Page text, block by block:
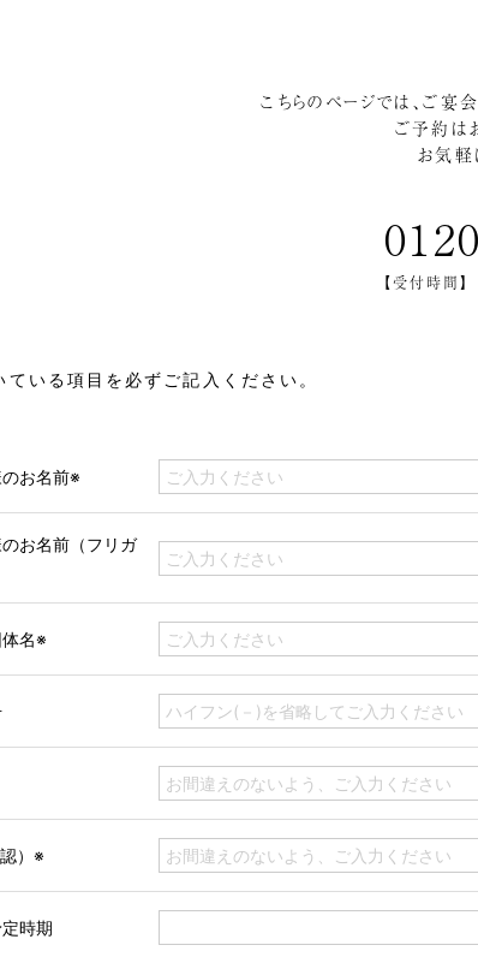
こちらのページでは、ご宴
ご予約は
お気軽
【受付時間
ている項目を必ずご記入ください。
お名前※
お名前（フリガ
名※
）※
時期